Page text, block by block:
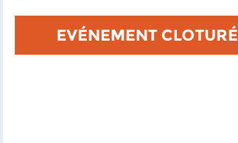
EVÉNEMENT CLOTURÉ